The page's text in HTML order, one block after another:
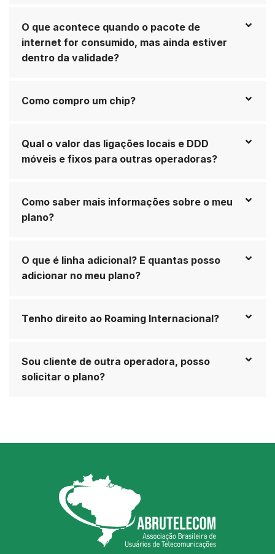
O que acontece quando o pacote de
internet for consumido, mas ainda estiver
dentro da validade?
Como compro um chip?
Qual o valor das ligações locais e DDD
móveis e fixos para outras operadoras?
Como saber mais informações sobre o meu
plano?
O que é linha adicional? E quantas posso
adicionar no meu plano?
Tenho direito ao Roaming Internacional?
Sou cliente de outra operadora, posso
solicitar o plano?